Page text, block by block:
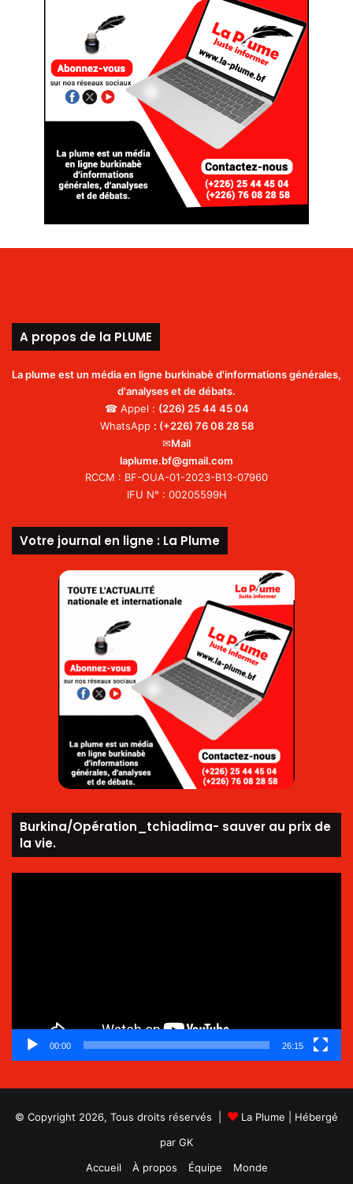
A propos de la PLUME
La plume est un média en ligne burkinabè d'informations générales,
d'analyses et de débats.
☎ Appel : (226) 25 44 45 04
WhatsApp : (+226) 76 08 28 58
✉Mail
laplume.bf@gmail.com
RCCM : BF-OUA-01-2023-B13-07960
IFU N° : 00205599H
Votre journal en ligne : La Plume
Burkina/Opération_tchiadima- sauver au prix de
la vie.
00:00 26:15
© Copyright 2026, Tous droits réservés | La Plume | Hébergé
par GK
Accueil
À propos Équipe Monde